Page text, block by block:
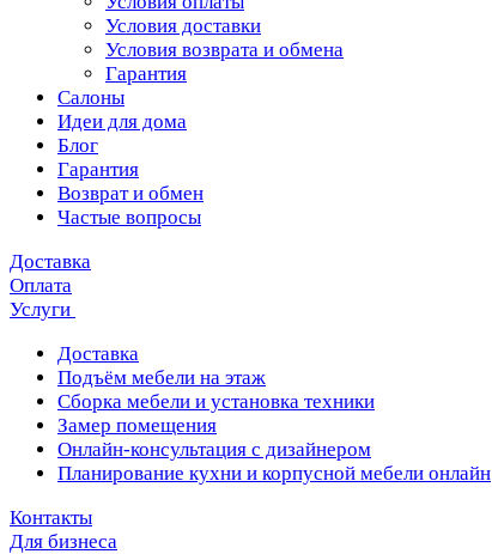
Условия доставки
Условия возврата и обмена
Гарантия
Салоны
Идеи для дома
Блог
Гарантия
Возврат и обмен
Частые вопросы
Доставка
Оплата
Услуги
Доставка
Подъём мебели на этаж
Сборка мебели и установка техники
Замер помещения
Онлайн-консультация с дизайнером
Планирование кухни и корпусной мебели онлайн
Контакты
Для бизнеса